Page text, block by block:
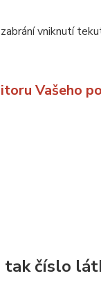
vniknutí
Vašeho
číslo